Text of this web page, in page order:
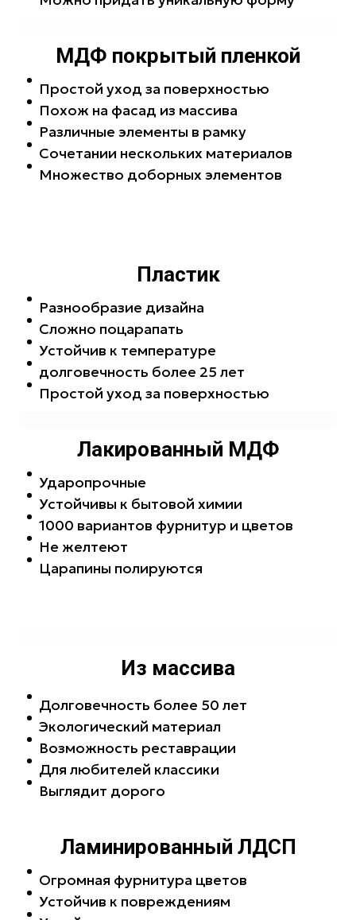
МДФ покрытый пленкой
Простой уход за поверхностью
Похож на фасад из массива
Различные элементы в рамку
Сочетании нескольких материалов
Множество доборных элементов
Пластик
Разнообразие дизайна
Сложно поцарапать
Устойчив к температуре
долговечность более 25 лет
Простой уход за поверхностью
Лакированный МДФ
Ударопрочные
Устойчивы к бытовой химии
1000 вариантов фурнитур и цветов
Не желтеют
Царапины полируются
Из массива
Долговечность более 50 лет
Экологический материал
Возможность реставрации
Для любителей классики
Выглядит дорого
Ламинированный ЛДСП
Огромная фурнитура цветов
Устойчив к повреждениям